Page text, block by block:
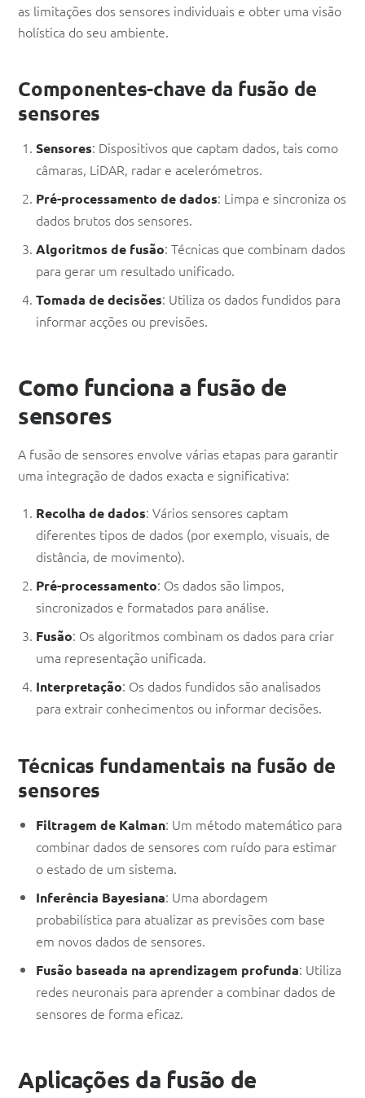
as limitações dos sensores individuais e obter uma visão
holística do seu ambiente.
Componentes-chave da fusão de
sensores
Sensores: Dispositivos que captam dados, tais como
câmaras, LiDAR, radar e acelerómetros.
Pré-processamento de dados: Limpa e sincroniza os
dados brutos dos sensores.
Algoritmos de fusão: Técnicas que combinam dados
para gerar um resultado unificado.
Tomada de decisões: Utiliza os dados fundidos para
informar acções ou previsões.
Como funciona a fusão de
sensores
A fusão de sensores envolve várias etapas para garantir
uma integração de dados exacta e significativa:
Recolha de dados: Vários sensores captam
diferentes tipos de dados (por exemplo, visuais, de
distância, de movimento).
Pré-processamento: Os dados são limpos,
sincronizados e formatados para análise.
Fusão: Os algoritmos combinam os dados para criar
uma representação unificada.
Interpretação: Os dados fundidos são analisados
para extrair conhecimentos ou informar decisões.
Técnicas fundamentais na fusão de
sensores
Filtragem de Kalman: Um método matemático para
combinar dados de sensores com ruído para estimar
o estado de um sistema.
Inferência Bayesiana: Uma abordagem
probabilística para atualizar as previsões com base
em novos dados de sensores.
Fusão baseada na aprendizagem profunda: Utiliza
redes neuronais para aprender a combinar dados de
sensores de forma eficaz.
Aplicações da fusão de